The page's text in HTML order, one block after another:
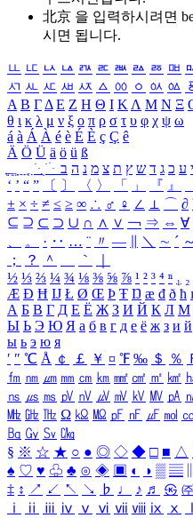
北京 을 입력하시려면
시면 됩니다.
ㅥ ㅦ ㅧ ㅨ ㅩ ㅪ ㅫ ㅬ ㅭ ㅮ
ㅺ ㅻ ㅼ ㅽ ㅾ ㅿ ㆀ ㆁ ㆂ ㆃ
Α Β ΓΔ Ε Ζ Η Θ Ι ΚΛ Μ Ν Ξ
θ ι κ λ μ ν ξ ο π ρ σ τ υ φ χ ψ ω
á à Á À é è É È ç Ç ê
Ä Ö Ü ä ö ü ß
ִֶֹ ֻּ ׁׂ י ע כ ג ד ש ץ ת צ מ נ ה ב
‘ ’ “ ” 〔 〕 〈 〉 「 」 『 』
± × ÷ ≠ ≤ ≥ ∞ ∴ ♂ ♀ ∠ ⊥ ⌒ ∂
⊆ ⊇ ⊂ ⊃ ∪ ∩ ∧ ∨ ￢ ⇒ ⇔ ∀
、
。 · ‥ … ¨ 〃 ― ＼ ∼ ´ ～
；
？ ＾ ｀
½ ⅓ ⅔ ¼ ¾ ⅛ ⅜ ⅝ ⅞ ¹ ² ³ ⁴ ⁿ ₁ ₂
Æ Ð Ħ Ĳ Ł Ø Œ Þ Ŧ Ŋ æ đ ð ħ ı
А Б В Г Д Е Ё Ж З И Й К Л М
Ы Ь Э Ю Я а б в г д е ё ж з и й
ы ь э ю я
′ ″ ℃ Å ￠ ￡ ￥ ¤ ℉ ‰ ＄ ％
㎙ ㎚ ㎛ ㎜ ㎝ ㎞ ㎟ ㎠ ㎡ ㎢
㎱ ㎲ ㎳ ㎴ ㎵ ㎶ ㎷ ㎸ ㎹ ㎀
㎒ ㎓ ㎔ Ω ㏀ ㏁ ㎊ ㎋ ㎌ ㏖ ㏅
㏃ ㏉ ㏜ ㏆
§ ※ ☆ ★ ○ ● ◎ ◇ ◆ □ ■ △
♠ ♡ ♥ ♧ ♣ ⊙ ◈ ▣ ◐ ◑ ▒ ▤
‡ ↕ ↗ ↙ ↖ ↘ ♭ ♩ ♪ ♬ ㉿
ⅰ
ⅱ ⅲ ⅳ ⅴ ⅵ ⅶ ⅷ ⅸ ⅹ